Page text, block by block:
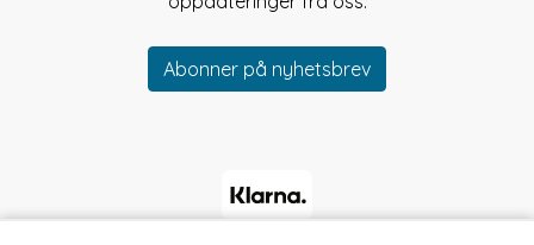
Abonner på nyhetsbrev